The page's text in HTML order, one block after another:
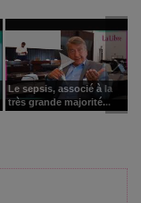
Le sepsis, associé à la
très grande majorité...